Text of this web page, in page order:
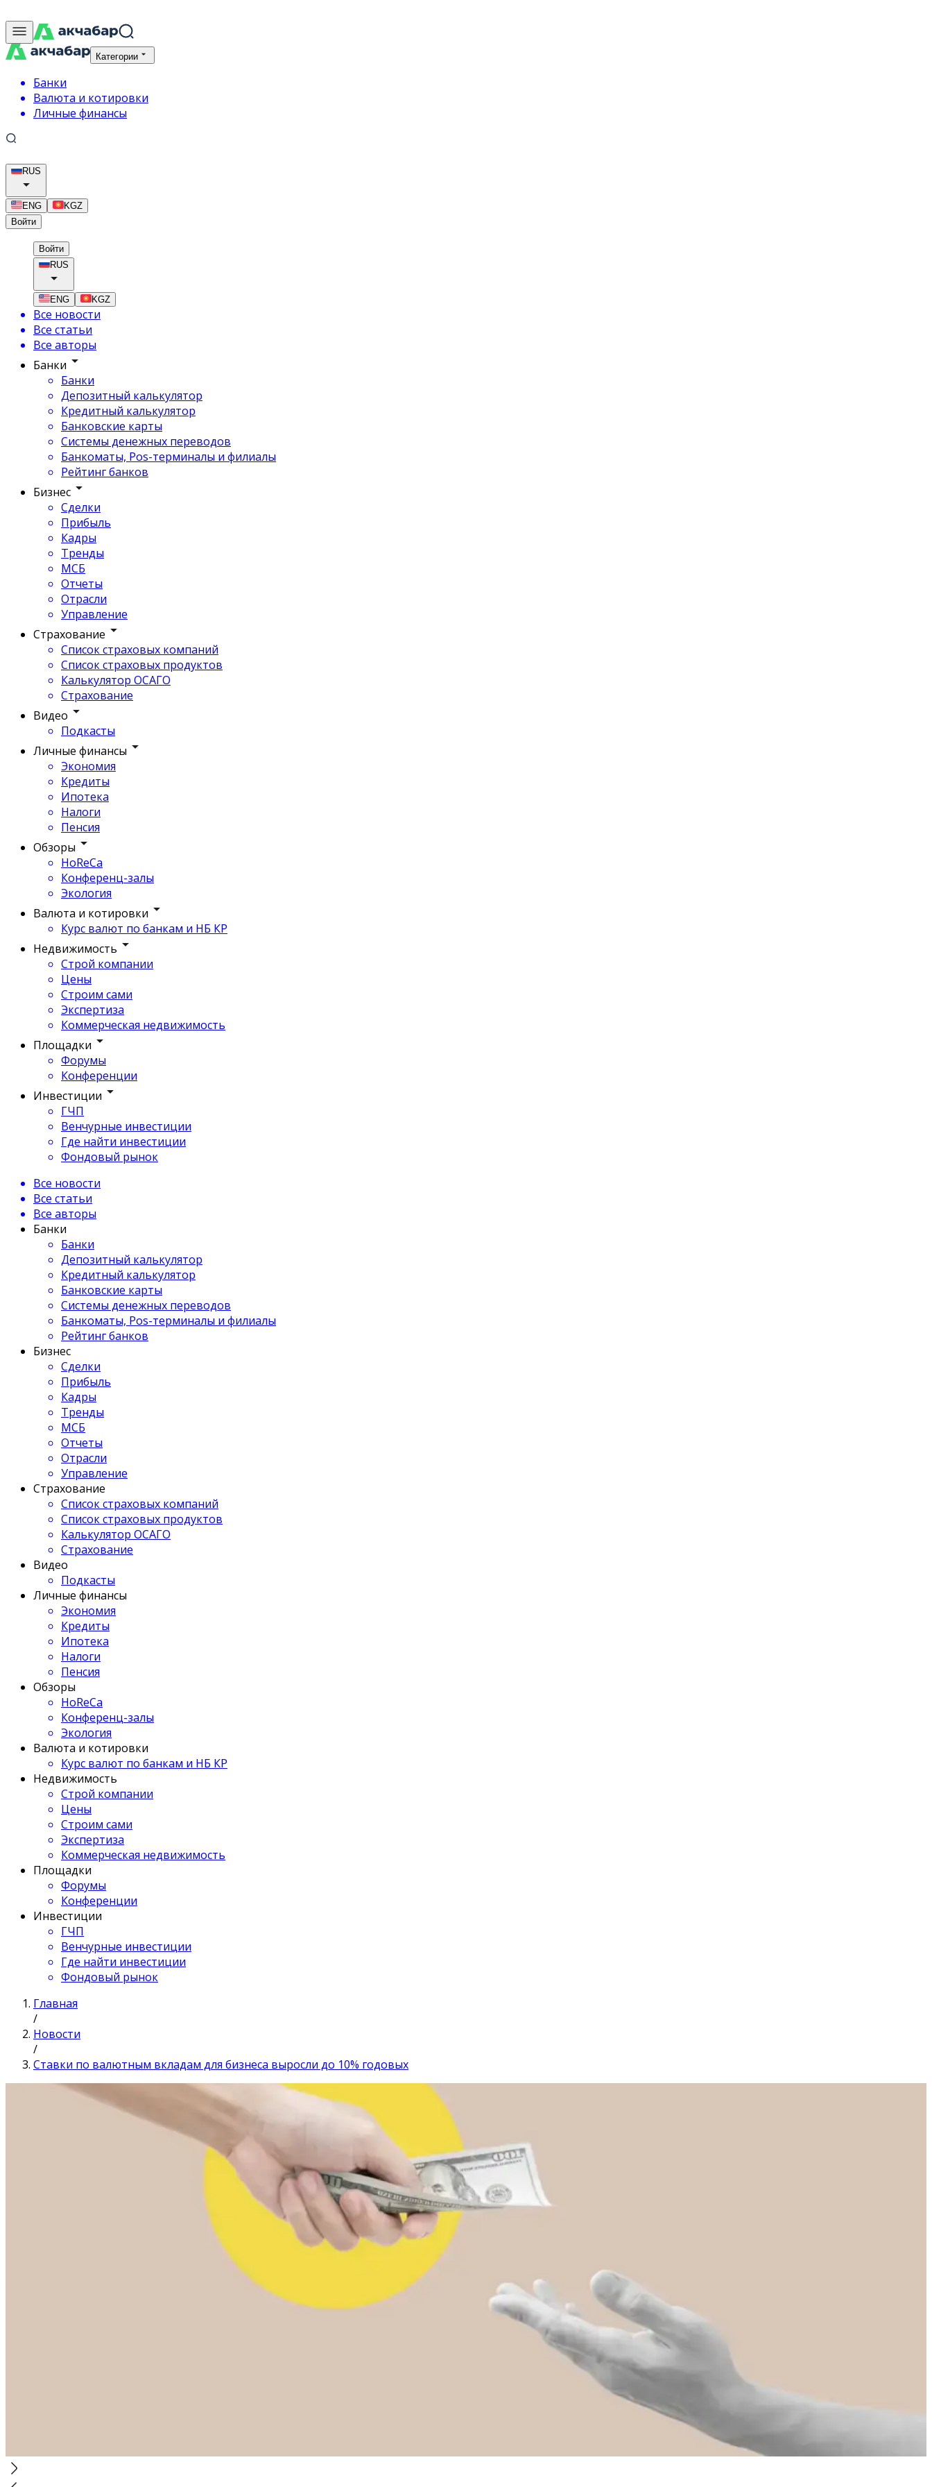
Категории
Банки
Валюта и котировки
Личные финансы
RUS
ENG
KGZ
Войти
Войти
RUS
ENG KGZ
Все новости
Все статьи
Все авторы
Банки
Банки
Депозитный калькулятор
Кредитный калькулятор
Банковские карты
Системы денежных переводов
Банкоматы, Pos-терминалы и филиалы
Рейтинг банков
Бизнес
Сделки
Прибыль
Кадры
Тренды
МСБ
Отчеты
Отрасли
Управление
Страхование
Список страховых компаний
Список страховых продуктов
Калькулятор ОСАГО
Страхование
Видео
Подкасты
Личные финансы
Экономия
Кредиты
Ипотека
Налоги
Пенсия
Обзоры
HoReCa
Конференц-залы
Экология
Валюта и котировки
Курс валют по банкам и НБ КР
Недвижимость
Строй компании
Цены
Строим сами
Экспертиза
Коммерческая недвижимость
Площадки
Форумы
Конференции
Инвестиции
ГЧП
Венчурные инвестиции
Где найти инвестиции
Фондовый рынок
Все новости
Все статьи
Все авторы
Банки
Банки
Депозитный калькулятор
Кредитный калькулятор
Банковские карты
Системы денежных переводов
Банкоматы, Pos-терминалы и филиалы
Рейтинг банков
Бизнес
Сделки
Прибыль
Кадры
Тренды
МСБ
Отчеты
Отрасли
Управление
Страхование
Список страховых компаний
Список страховых продуктов
Калькулятор ОСАГО
Страхование
Видео
Подкасты
Личные финансы
Экономия
Кредиты
Ипотека
Налоги
Пенсия
Обзоры
HoReCa
Конференц-залы
Экология
Валюта и котировки
Курс валют по банкам и НБ КР
Недвижимость
Строй компании
Цены
Строим сами
Экспертиза
Коммерческая недвижимость
Площадки
Форумы
Конференции
Инвестиции
ГЧП
Венчурные инвестиции
Где найти инвестиции
Фондовый рынок
Главная
/
Новости
/
Ставки по валютным вкладам для бизнеса выросли до 10% годовых